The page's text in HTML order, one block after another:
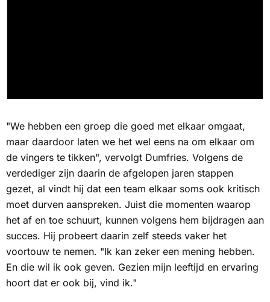
"We hebben een groep die goed met elkaar omgaat,
maar daardoor laten we het wel eens na om elkaar om
de vingers te tikken", vervolgt Dumfries. Volgens de
verdediger zijn daarin de afgelopen jaren stappen
gezet, al vindt hij dat een team elkaar soms ook kritisch
moet durven aanspreken. Juist die momenten waarop
het af en toe schuurt, kunnen volgens hem bijdragen aan
succes. Hij probeert daarin zelf steeds vaker het
voortouw te nemen. "Ik kan zeker een mening hebben.
En die wil ik ook geven. Gezien mijn leeftijd en ervaring
hoort dat er ook bij, vind ik."